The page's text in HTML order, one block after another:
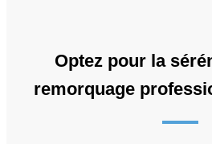
Optez pour la
remorquage